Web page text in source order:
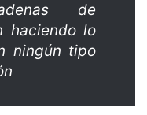
de
haciendo lo
ningún tipo